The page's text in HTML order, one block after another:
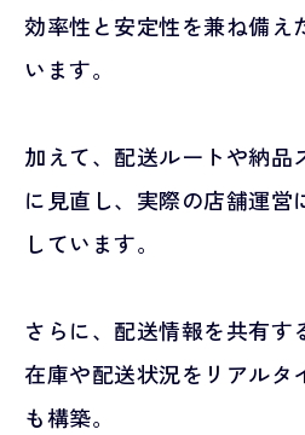
効率性と安定性を兼ね備え
います。
加えて、配送ルートや納品
に見直し、実際の店舗運営
しています。
さらに、配送情報を共有す
在庫や配送状況をリアルタ
も構築。